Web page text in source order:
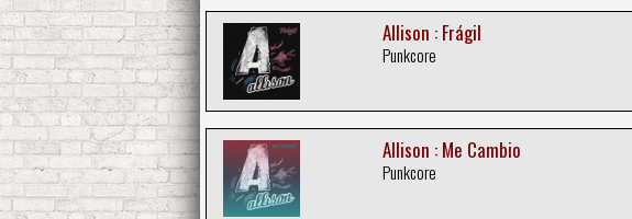
Allison : Frágil
Punkcore
Allison : Me Cambio
Punkcore